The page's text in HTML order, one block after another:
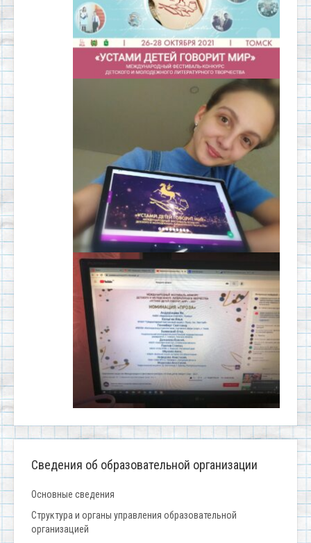
Сведения об образовательной организации
Основные сведения
Структура и органы управления образовательной
организацией